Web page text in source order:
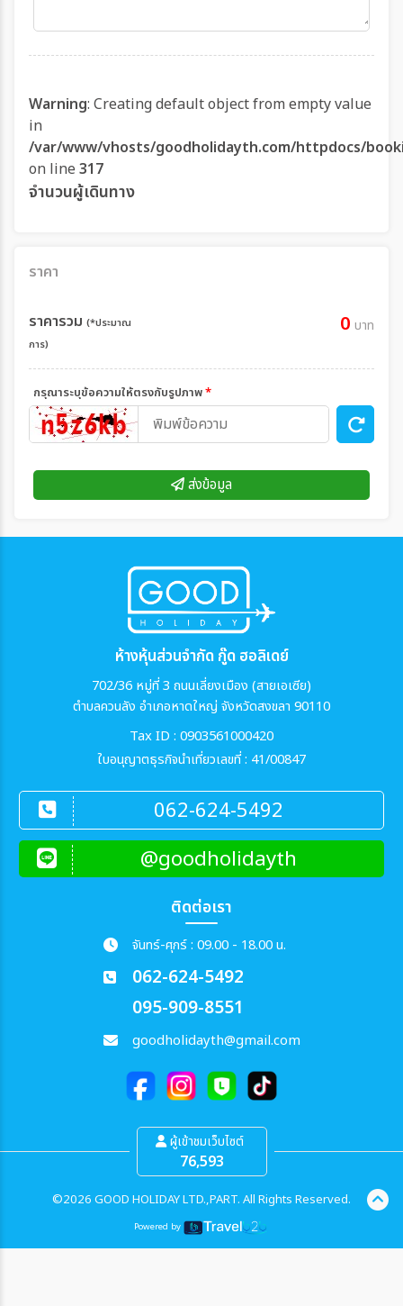
Warning: Creating default object from empty value
in
/var/www/vhosts/goodholidayth.com/httpdocs/
on line 317
จำนวนผู้เดินทาง
ราคา
ราคารวม (*ประมาณ
การ)
0 บาท
กรุณาระบุข้อความให้ตรงกับรูปภาพ*
ส่งข้อมูล
ห้างหุ้นส่วนจำกัด กู๊ด ฮอลิเดย์
702/36 หมู่ที่ 3 ถนนเลี่ยงเมือง (สายเอเซีย)
ตำบลควนลัง อำเภอหาดใหญ่ จังหวัดสงขลา 90110
Tax ID : 0903561000420
ใบอนุญาตธุรกิจนำเที่ยวเลขที่ : 41/00847
062-624-5492
@goodholidayth
ติดต่อเรา
จันทร์-ศุกร์ : 09.00 - 18.00 น.
062-624-5492
095-909-8551
goodholidayth@gmail.com
ผู้เข้าชมเว็บไซต์
76,593
©2026 GOOD HOLIDAY LTD.,PART. All Rights Reserved.
Powered by